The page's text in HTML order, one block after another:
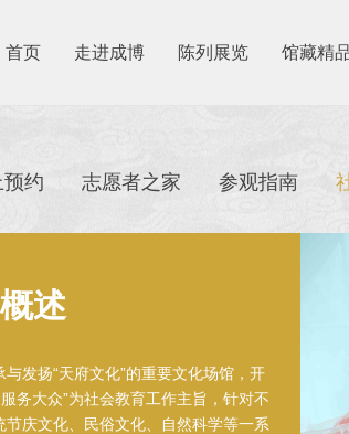
首页 走进成博 陈列展览 馆藏精
预约 志愿者之家 参观指南
述
发扬“天府文化”的重要文化场馆，开
务大众”为社会教育工作主旨，针对不
庆文化、民俗文化、自然科学等一系